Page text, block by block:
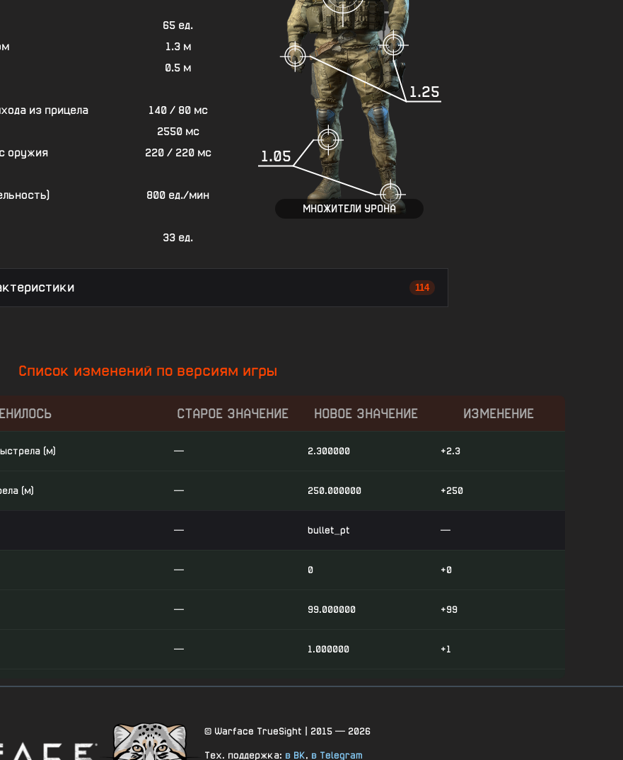
1.25
1.05
МНОЖИТЕЛИ УРОНА
65 ед.
1.3 м
0.5 м
из прицела
140 / 80 мс
2550 мс
оружия
220 / 220 мс
800 ед./мин
33 ед.
114
Список изменений по версиям игры
СТАРОЕ ЗНАЧЕНИЕ НОВОЕ ЗНАЧЕНИЕ ИЗМЕНЕНИЕ
(м) — 2.300000 +2.3
(м) — 250.000000 +250
— bullet_pt —
— 0 +0
— 99.000000 +99
— 1.000000 +1
— 0.700000 +0.7
— 0.700000
© Warface TrueSight | 2015 — 2026
Тех. поддержка: в ВК, в Telegram